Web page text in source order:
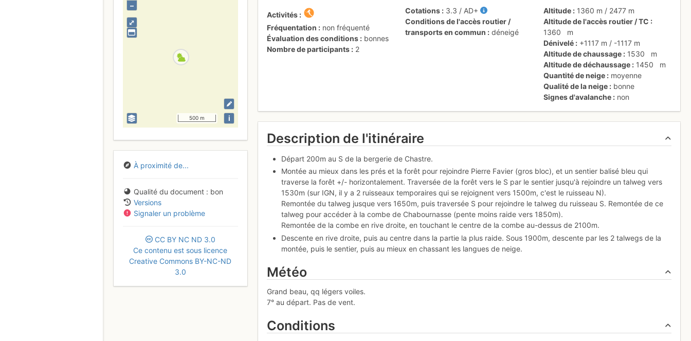
⤢
–
500 m i
À proximité de...
Qualité du document
bon
Versions
Signaler un problème
CC BY NC ND 3.0
Ce contenu est sous licence
Creative Commons BY-NC-ND
3.0
Activités
Fréquentation
non fréquenté
Évaluation des conditions
bonnes
Nombre de participants
2
Cotations 3.3 / AD+
Conditions de l'accès routier /
transports en commun
déneigé
Altitude 1360 m / 2477 m
Altitude de l'accès routier / TC
1360
m
Dénivelé
+1117 m / -1117 m
Altitude de chaussage
1530
m
Altitude de déchaussage
1450
m
Quantité de neige
moyenne
Qualité de la neige
bonne
Signes d'avalanche
non
Description de l'itinéraire
Départ 200m au S de la bergerie de Chastre.
Montée au mieux dans les prés et la forêt pour rejoindre Pierre Favier (gros bloc), et un sentier balisé bleu qui
traverse la forêt +/- horizontalement. Traversée de la forêt vers le S par le sentier jusqu'à rejoindre un talweg vers
1530m (sur IGN, il y a 2 ruisseaux temporaires qui se rejoignent vers 1500m, c'est le ruisseau N).
Remontée du talweg jusque vers 1650m, puis traversée S pour rejoindre le talweg du ruisseau S. Remontée de ce
talweg pour accéder à la combe de Chabournasse (pente moins raide vers 1850m).
Remontée de la combe en rive droite, en touchant le centre de la combe au-dessus de 2100m.
Descente en rive droite, puis au centre dans la partie la plus raide. Sous 1900m, descente par les 2 talwegs de la
montée, puis le sentier, puis au mieux en chassant les langues de neige.
Météo
Grand beau, qq légers voiles.
7° au départ. Pas de vent.
Conditions